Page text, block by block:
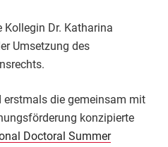
Dr. Katharina
Umsetzung des
die gemeinsam mit
konzipierte
Doctoral Summer